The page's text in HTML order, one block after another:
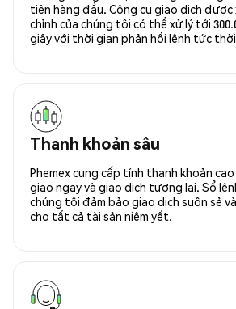
tiên hàng đầu. Công cụ giao dịch
chỉnh của chúng tôi có thể xử lý tới
giây với thời gian phản hồi lệnh tức
Thanh khoản sâu
Phemex cung cấp tính thanh khoản
giao ngay và giao dịch tương lai. Sổ
chúng tôi đảm bảo giao dịch suôn sẻ
cho tất cả tài sản niêm yết.